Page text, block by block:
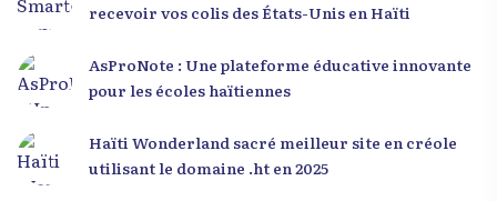
recevoir vos colis des États-Unis en Haïti
AsProNote : Une plateforme éducative innovante
pour les écoles haïtiennes
Haïti Wonderland sacré meilleur site en créole
utilisant le domaine .ht en 2025